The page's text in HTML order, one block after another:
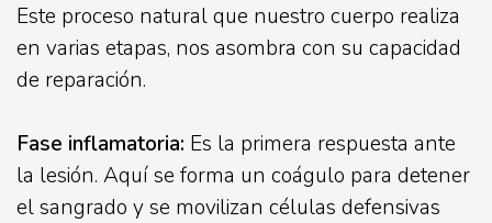
Este proceso natural que nuestro cuerpo realiza
en varias etapas, nos asombra con su capacidad
de reparación.
Fase inflamatoria: Es la primera respuesta ante
la lesión. Aquí se forma un coágulo para detener
el sangrado y se movilizan células defensivas